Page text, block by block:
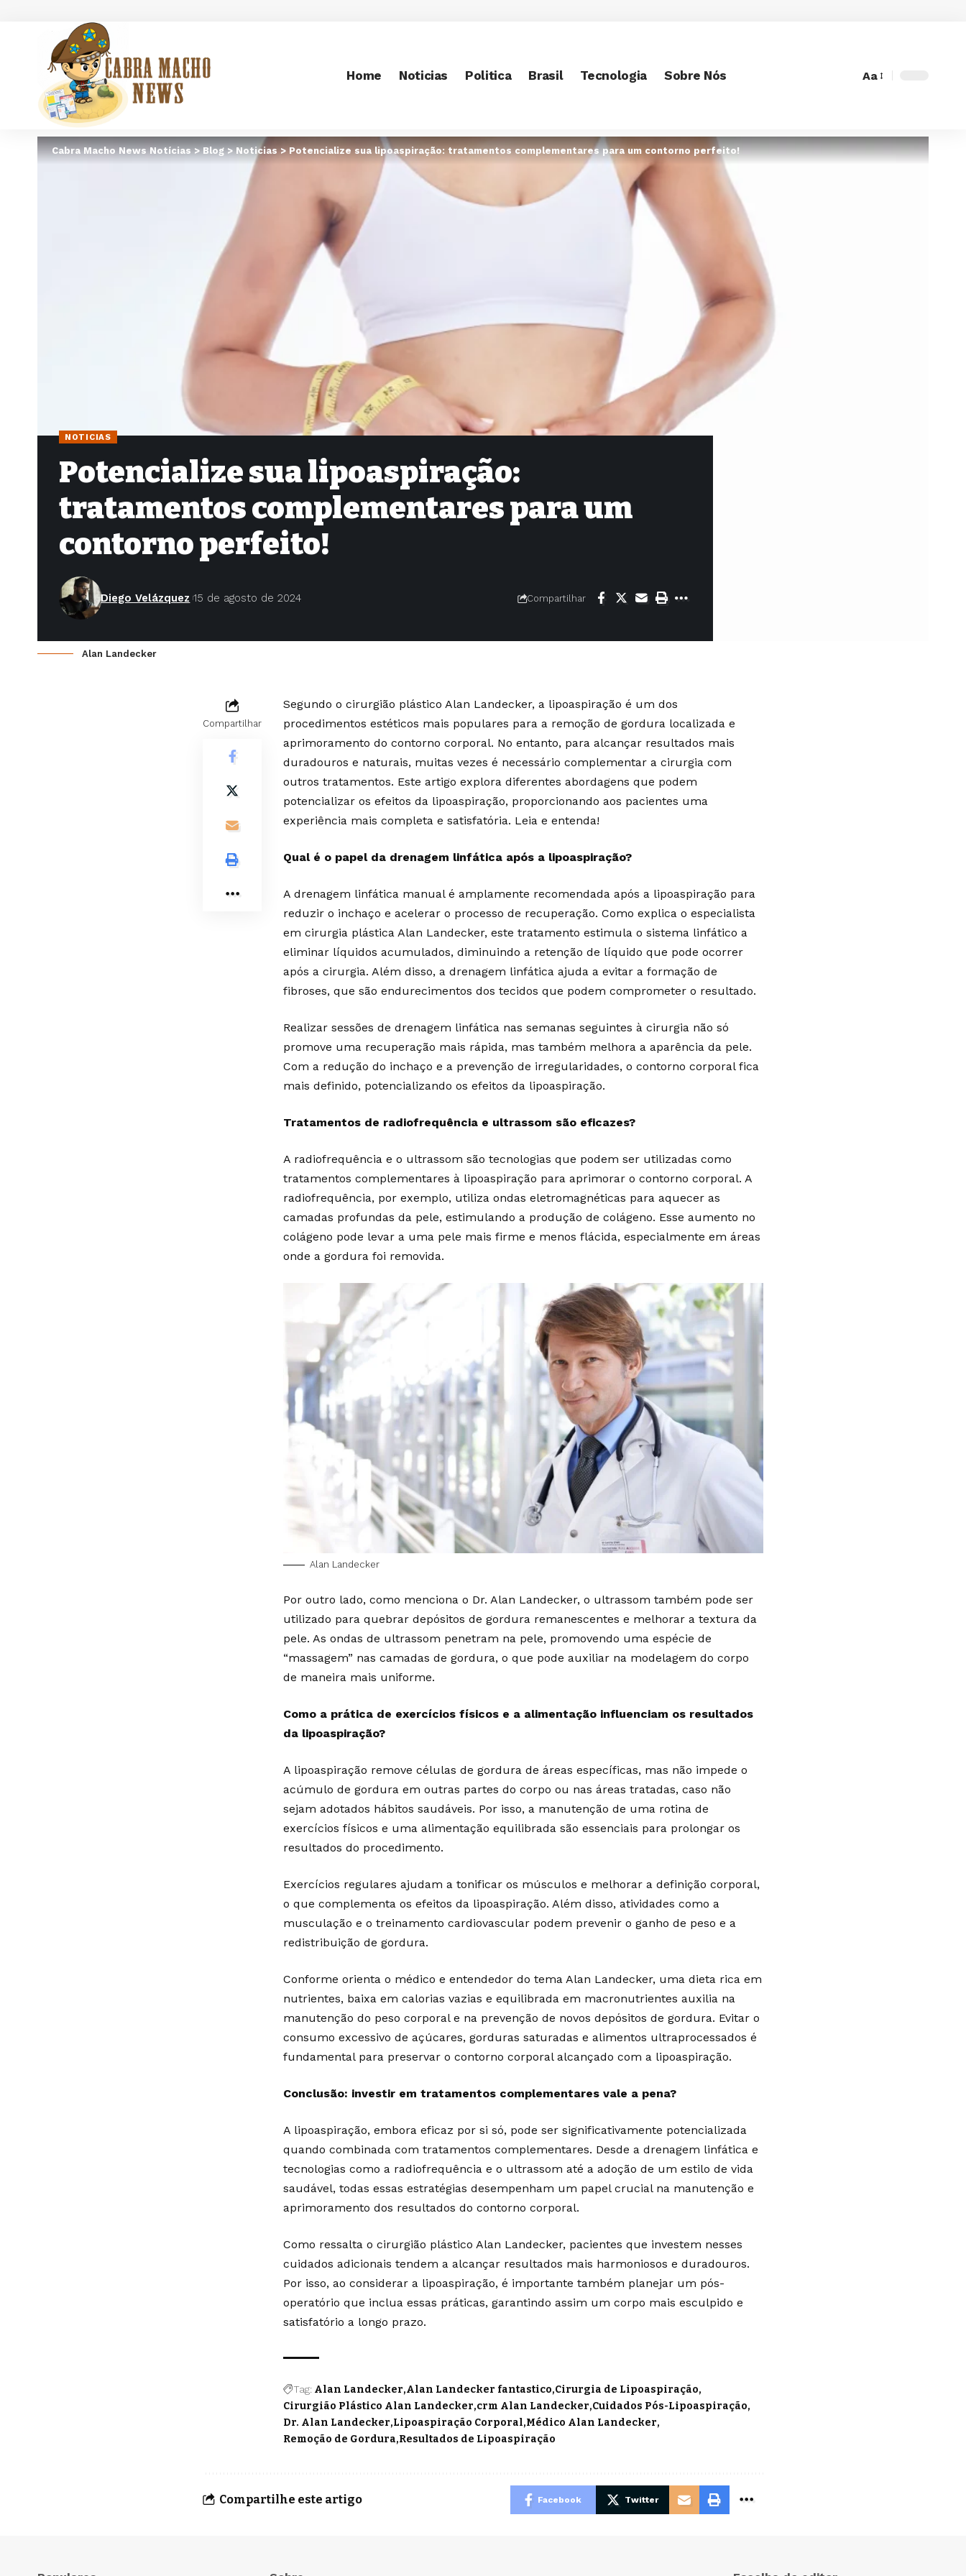
Home Noticias Politica Brasil Tecnologia Sobre Nós
Font
Aa
Cabra Macho News Notícias>Blog>Noticias>Potencialize sua lipoaspiração: tratamentos complementares para um contorno perfeito!
NOTICIAS
Potencialize sua lipoaspiração:
tratamentos complementares para um
contorno perfeito!
Diego Velázquez 15 de agosto de 2024 Compartilhar
Alan Landecker
Compartilhar
Segundo o cirurgião plástico Alan Landecker, a lipoaspiração é um dos
procedimentos estéticos mais populares para a remoção de gordura localizada e
aprimoramento do contorno corporal. No entanto, para alcançar resultados mais
duradouros e naturais, muitas vezes é necessário complementar a cirurgia com
outros tratamentos. Este artigo explora diferentes abordagens que podem
potencializar os efeitos da lipoaspiração, proporcionando aos pacientes uma
experiência mais completa e satisfatória. Leia e entenda!
Qual é o papel da drenagem linfática após a lipoaspiração?
A drenagem linfática manual é amplamente recomendada após a lipoaspiração para
reduzir o inchaço e acelerar o processo de recuperação. Como explica o especialista
em cirurgia plástica Alan Landecker, este tratamento estimula o sistema linfático a
eliminar líquidos acumulados, diminuindo a retenção de líquido que pode ocorrer
após a cirurgia. Além disso, a drenagem linfática ajuda a evitar a formação de
fibroses, que são endurecimentos dos tecidos que podem comprometer o resultado.
Realizar sessões de drenagem linfática nas semanas seguintes à cirurgia não só
promove uma recuperação mais rápida, mas também melhora a aparência da pele.
Com a redução do inchaço e a prevenção de irregularidades, o contorno corporal fica
mais definido, potencializando os efeitos da lipoaspiração.
Tratamentos de radiofrequência e ultrassom são eficazes?
A radiofrequência e o ultrassom são tecnologias que podem ser utilizadas como
tratamentos complementares à lipoaspiração para aprimorar o contorno corporal. A
radiofrequência, por exemplo, utiliza ondas eletromagnéticas para aquecer as
camadas profundas da pele, estimulando a produção de colágeno. Esse aumento no
colágeno pode levar a uma pele mais firme e menos flácida, especialmente em áreas
onde a gordura foi removida.
Alan Landecker
Por outro lado, como menciona o Dr. Alan Landecker, o ultrassom também pode ser
utilizado para quebrar depósitos de gordura remanescentes e melhorar a textura da
pele. As ondas de ultrassom penetram na pele, promovendo uma espécie de
“massagem” nas camadas de gordura, o que pode auxiliar na modelagem do corpo
de maneira mais uniforme.
Como a prática de exercícios físicos e a alimentação influenciam os resultados
da lipoaspiração?
A lipoaspiração remove células de gordura de áreas específicas, mas não impede o
acúmulo de gordura em outras partes do corpo ou nas áreas tratadas, caso não
sejam adotados hábitos saudáveis. Por isso, a manutenção de uma rotina de
exercícios físicos e uma alimentação equilibrada são essenciais para prolongar os
resultados do procedimento.
Exercícios regulares ajudam a tonificar os músculos e melhorar a definição corporal,
o que complementa os efeitos da lipoaspiração. Além disso, atividades como a
musculação e o treinamento cardiovascular podem prevenir o ganho de peso e a
redistribuição de gordura.
Conforme orienta o médico e entendedor do tema Alan Landecker, uma dieta rica em
nutrientes, baixa em calorias vazias e equilibrada em macronutrientes auxilia na
manutenção do peso corporal e na prevenção de novos depósitos de gordura. Evitar o
consumo excessivo de açúcares, gorduras saturadas e alimentos ultraprocessados é
fundamental para preservar o contorno corporal alcançado com a lipoaspiração.
Conclusão: investir em tratamentos complementares vale a pena?
A lipoaspiração, embora eficaz por si só, pode ser significativamente potencializada
quando combinada com tratamentos complementares. Desde a drenagem linfática e
tecnologias como a radiofrequência e o ultrassom até a adoção de um estilo de vida
saudável, todas essas estratégias desempenham um papel crucial na manutenção e
aprimoramento dos resultados do contorno corporal.
Como ressalta o cirurgião plástico Alan Landecker, pacientes que investem nesses
cuidados adicionais tendem a alcançar resultados mais harmoniosos e duradouros.
Por isso, ao considerar a lipoaspiração, é importante também planejar um pós-
operatório que inclua essas práticas, garantindo assim um corpo mais esculpido e
satisfatório a longo prazo.
Tag: Alan Landecker Alan Landecker fantastico Cirurgia de Lipoaspiração
Cirurgião Plástico Alan Landecker crm Alan Landecker Cuidados Pós-Lipoaspiração
Dr. Alan Landecker Lipoaspiração Corporal Médico Alan Landecker
Remoção de Gordura Resultados de Lipoaspiração
Compartilhe este artigo Facebook Twitter